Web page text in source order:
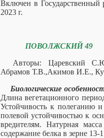
Включен в Государственный
2023 г.
ПОВОЛЖСКИЙ 49
Авторы: Царевский
Абрамов Т.В.,Акимов И.Е.,
Биологические
Длина вегетационного
Устойчивость к полеганию
полевой устойчивостью к
вредителям. Натурная
содержание белка в зерне 13-